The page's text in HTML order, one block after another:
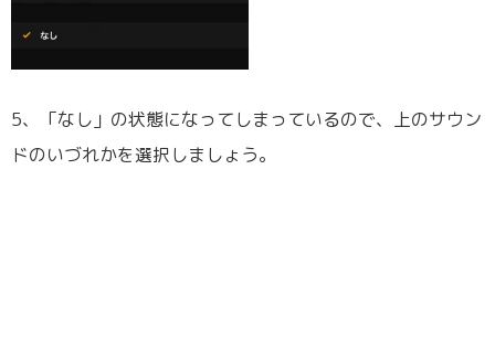
5、「なし」の状態になってしまっているので、上のサウン
ドのいづれかを選択しましょう。